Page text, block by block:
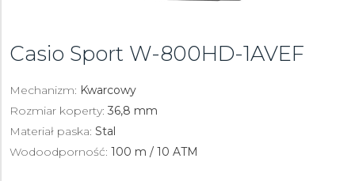
Casio Sport W-800HD-1AVEF
Mechanizm: Kwarcowy
Rozmiar koperty: 36,8 mm
Materiał paska: Stal
Wodoodporność: 100 m / 10 ATM